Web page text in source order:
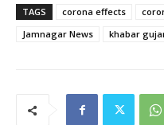
TAGS corona effects
Jamnagar News
khabar